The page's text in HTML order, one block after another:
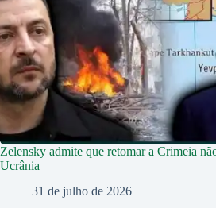
Zelensky admite que retomar a Crimeia
Ucrânia
31 de julho de 2026